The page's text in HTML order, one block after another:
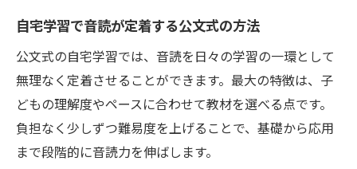
自宅学習で音読が定着する公文式の方法
公文式の自宅学習では、音読を日々の学習の一環として
無理なく定着させることができます。最大の特徴は、子
どもの理解度やペースに合わせて教材を選べる点です。
負担なく少しずつ難易度を上げることで、基礎から応用
まで段階的に音読力を伸ばします。